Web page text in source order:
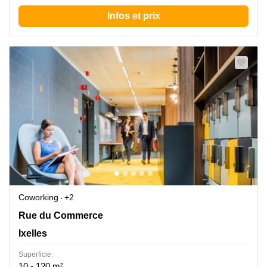
Infos et prix
Coworking
+2
Rue de Commerce 34, Ixelles
Rue du Commerce
Ixelles
Superficie: